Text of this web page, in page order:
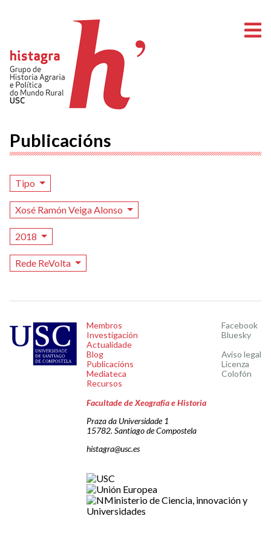
Publicacións
Tipo
Xosé Ramón Veiga Alonso
2018
Rede ReVolta
Membros
Investigación
Actualidade
Blog
Publicacións
Mediateca
Recursos
Facebook
Bluesky
Aviso legal
Licenza
Colofón
Facultade de Xeografía e Historia
Praza da Universidade 1
15782. Santiago de Compostela
histagra@usc.es